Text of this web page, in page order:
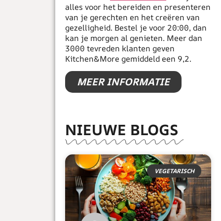
alles voor het bereiden en presenteren
van je gerechten en het creëren van
gezelligheid. Bestel je voor 20:00, dan
kan je morgen al genieten. Meer dan
3000 tevreden klanten geven
Kitchen&More gemiddeld een 9,2.
MEER INFORMATIE
NIEUWE BLOGS
VEGETARISCH